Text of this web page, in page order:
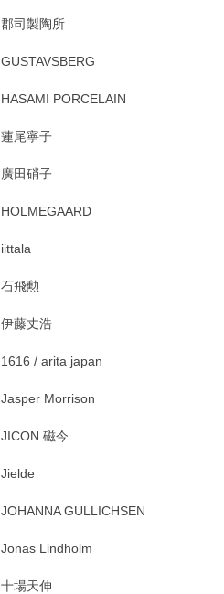
郡司製陶所
GUSTAVSBERG
HASAMI PORCELAIN
蓮尾寧子
廣田硝子
HOLMEGAARD
iittala
石飛勲
伊藤丈浩
1616 / arita japan
Jasper Morrison
JICON 磁今
Jielde
JOHANNA GULLICHSEN
Jonas Lindholm
十場天伸